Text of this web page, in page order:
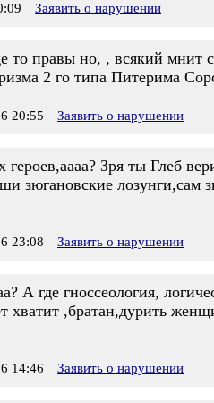
Заявить о нарушении
то правы но, , всякий мнит
2 го типа Питерима
20:55 Заявить о нарушении
героев,аааа? Зря ты Глеб
зюгановские лозунги,сам
23:08 Заявить о нарушении
А где гноссеология,
хватит ,братан,дурить
14:46 Заявить о нарушении